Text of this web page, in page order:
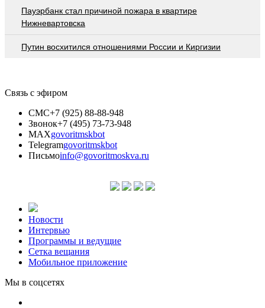
Пауэрбанк стал причиной пожара в квартире
Нижневартовска
Путин восхитился отношениями России и Киргизии
Связь с эфиром
СМС+7 (925) 88-88-948
Звонок+7 (495) 73-73-948
MAXgovoritmskbot
Telegramgovoritmskbot
Письмоinfo@govoritmoskva.ru
Новости
Интервью
Программы и ведущие
Сетка вещания
Мобильное приложение
Мы в соцсетях